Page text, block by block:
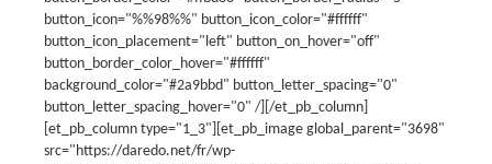
button_icon="%%98%%" button_icon_color="#ffffff"
button_icon_placement="left" button_on_hover="off"
button_border_color_hover="#ffffff"
background_color="#2a9bbd" button_letter_spacing="0"
button_letter_spacing_hover="0" /][/et_pb_column]
[et_pb_column type="1_3"][et_pb_image global_parent="3698"
src="https://daredo.net/fr/wp-